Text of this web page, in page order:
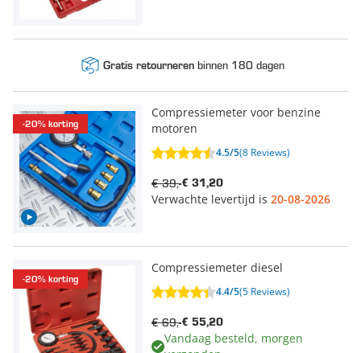
Gratis retournerenbinnen 180 dagen
-20% korting
Compressiemeter voor benzine
motoren
4.5/5(8 Reviews)
€ 31,20
€ 39,-
Verwachte levertijd is 20-08-2026
-20% korting
Compressiemeter diesel
4.4/5(5 Reviews)
€ 55,20
€ 69,-
Vandaag besteld, morgen